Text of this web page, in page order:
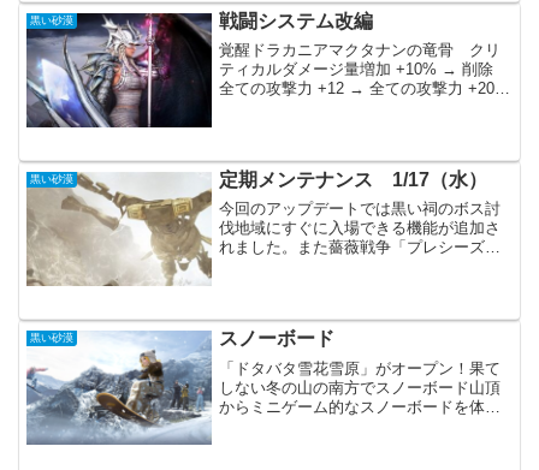
通じ、確率に基づき「 月の欠片3種」を
獲得できました...
黒い砂漠 戦闘システム改編
覚醒ドラカニアマクタナンの竜骨 クリ
ティカルダメージ量増加 +10% → 削除
全ての攻撃力 +12 → 全ての攻撃力 +20ク
の...
黒い砂漠 定期メンテナンス 1/17（水）
今回のアップデートでは黒い祠のボス討
伐地域にすぐに入場できる機能が追加さ
れました。また薔薇戦争「プレシーズ
各職の調整（RG、S...
黒い砂漠 スノーボード
「ドタバタ雪花雪原」がオープン！果て
しない冬の山の南方でスノーボード山頂
からミニゲーム的なスノーボードを体験